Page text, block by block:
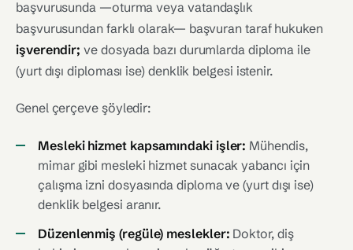
başvurusunda —oturma veya vatandaşlık
başvurusundan farklı olarak— başvuran taraf hukuken
işverendir; ve dosyada bazı durumlarda diploma ile
(yurt dışı diploması ise) denklik belgesi istenir.
Genel çerçeve şöyledir:
Mesleki hizmet kapsamındaki işler: Mühendis,
mimar gibi mesleki hizmet sunacak yabancı için
çalışma izni dosyasında diploma ve (yurt dışı ise)
denklik belgesi aranır.
Düzenlenmiş (regüle) meslekler: Doktor, diş